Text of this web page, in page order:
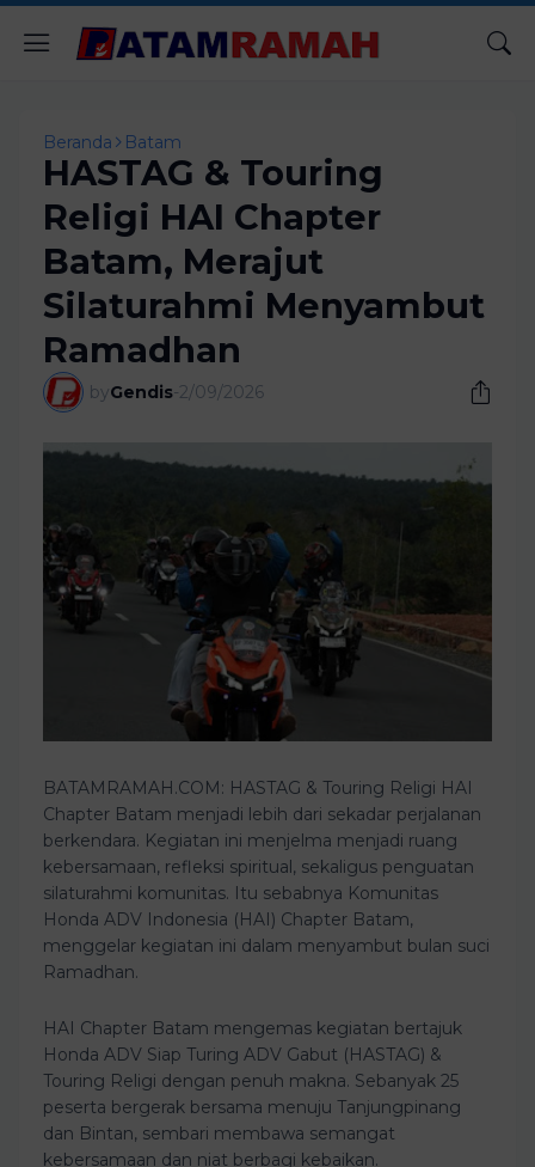
Beranda Batam
HASTAG & Touring
Religi HAI Chapter
Batam, Merajut
Silaturahmi Menyambut
Ramadhan
byGendis-2/09/2026
BATAMRAMAH.COM: HASTAG & Touring Religi HAI
Chapter Batam menjadi lebih dari sekadar perjalanan
berkendara. Kegiatan ini menjelma menjadi ruang
kebersamaan, refleksi spiritual, sekaligus penguatan
silaturahmi komunitas. Itu sebabnya Komunitas
Honda ADV Indonesia (HAI) Chapter Batam,
menggelar kegiatan ini dalam menyambut bulan suci
Ramadhan.
HAI Chapter Batam mengemas kegiatan bertajuk
Honda ADV Siap Turing ADV Gabut (HASTAG) &
Touring Religi dengan penuh makna. Sebanyak 25
peserta bergerak bersama menuju Tanjungpinang
dan Bintan, sembari membawa semangat
kebersamaan dan niat berbagi kebaikan.